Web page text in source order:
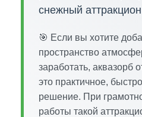
снежный
🎯 Если вы хотите
пространство
заработать, аквазорб
это практичное,
решение. При
работы такой